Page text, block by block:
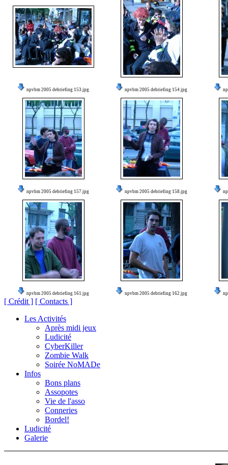
npvbm 2005 debriefing 153.jpg npvbm 2005 debriefing 154.jpg
npvbm 2005 debriefing 157.jpg npvbm 2005 debriefing 158.jpg
npvbm 2005 debriefing 161.jpg npvbm 2005 debriefing 162.jpg
[ Crédit ] [ Contacts ]
Les Activités
Après midi jeux
Ludicité
CyberKiller
Zombie Walk
Soirée NoMADe
Infos
Bons plans
Assopotes
Vie de l'asso
Conneries
Bordel!
Ludicité
Galerie